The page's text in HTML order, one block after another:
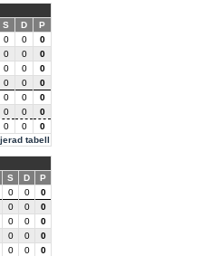
S D P
tabell
0 0
0
0 0
0
0 0
0
0 0
0
0 0
0
0 0
0
0 0 0
S D P
0 0
0
0 0
0
0 0
0
0 0
0
0 0
0